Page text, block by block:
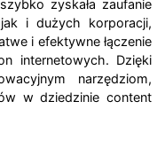
zyskała zaufanie
i dużych korporacji,
i efektywne łączenie
internetowych. Dzięki
narzędziom,
w dziedzinie content